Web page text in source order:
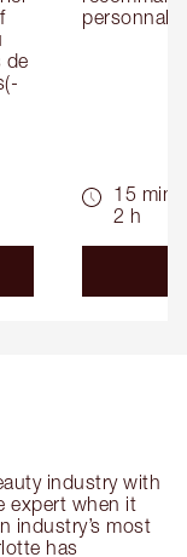
de
15 min -
2 h
industry with
expert when it
industry’s most
has